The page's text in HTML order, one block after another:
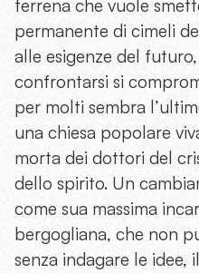
terrena che vuole
permanente di cimeli
alle esigenze del
confrontarsi si
per molti sembra
una chiesa popolare
morta dei dottori del
dello spirito. Un
come sua massima
bergogliana, che non
senza indagare le idee,